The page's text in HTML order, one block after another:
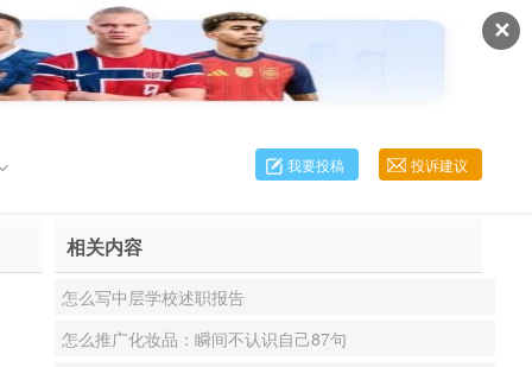
✕
我要投稿 投诉建议
相关内容
怎么写中层学校述职报告
怎么推广化妆品：瞬间不认识自己87句